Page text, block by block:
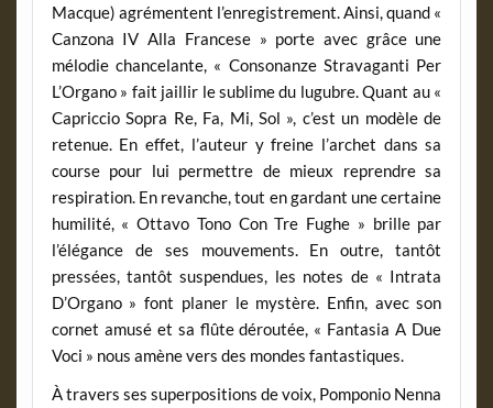
Macque) agrémentent l’enregistrement. Ainsi, quand «
Canzona IV Alla Francese » porte avec grâce une
mélodie chancelante, « Consonanze Stravaganti Per
L’Organo » fait jaillir le sublime du lugubre. Quant au «
Capriccio Sopra Re, Fa, Mi, Sol », c’est un modèle de
retenue. En effet, l’auteur y freine l’archet dans sa
course pour lui permettre de mieux reprendre sa
respiration. En revanche, tout en gardant une certaine
humilité, « Ottavo Tono Con Tre Fughe » brille par
l’élégance de ses mouvements. En outre, tantôt
pressées, tantôt suspendues, les notes de « Intrata
D’Organo » font planer le mystère. Enfin, avec son
cornet amusé et sa flûte déroutée, « Fantasia A Due
Voci » nous amène vers des mondes fantastiques.
À travers ses superpositions de voix, Pomponio Nenna